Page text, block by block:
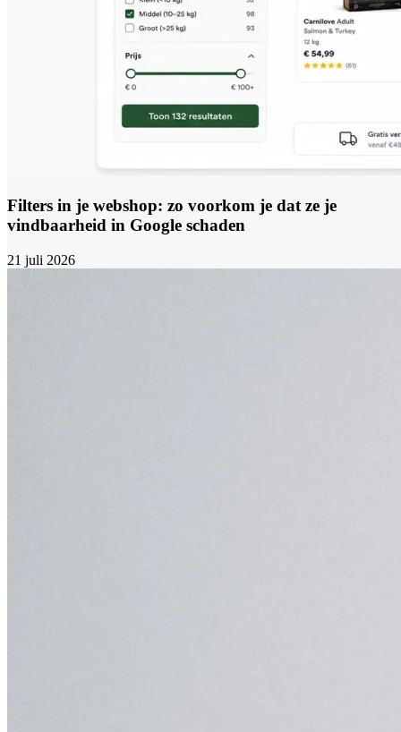
Filters in je webshop: zo voorkom je dat ze je
vindbaarheid in Google schaden
21 juli 2026